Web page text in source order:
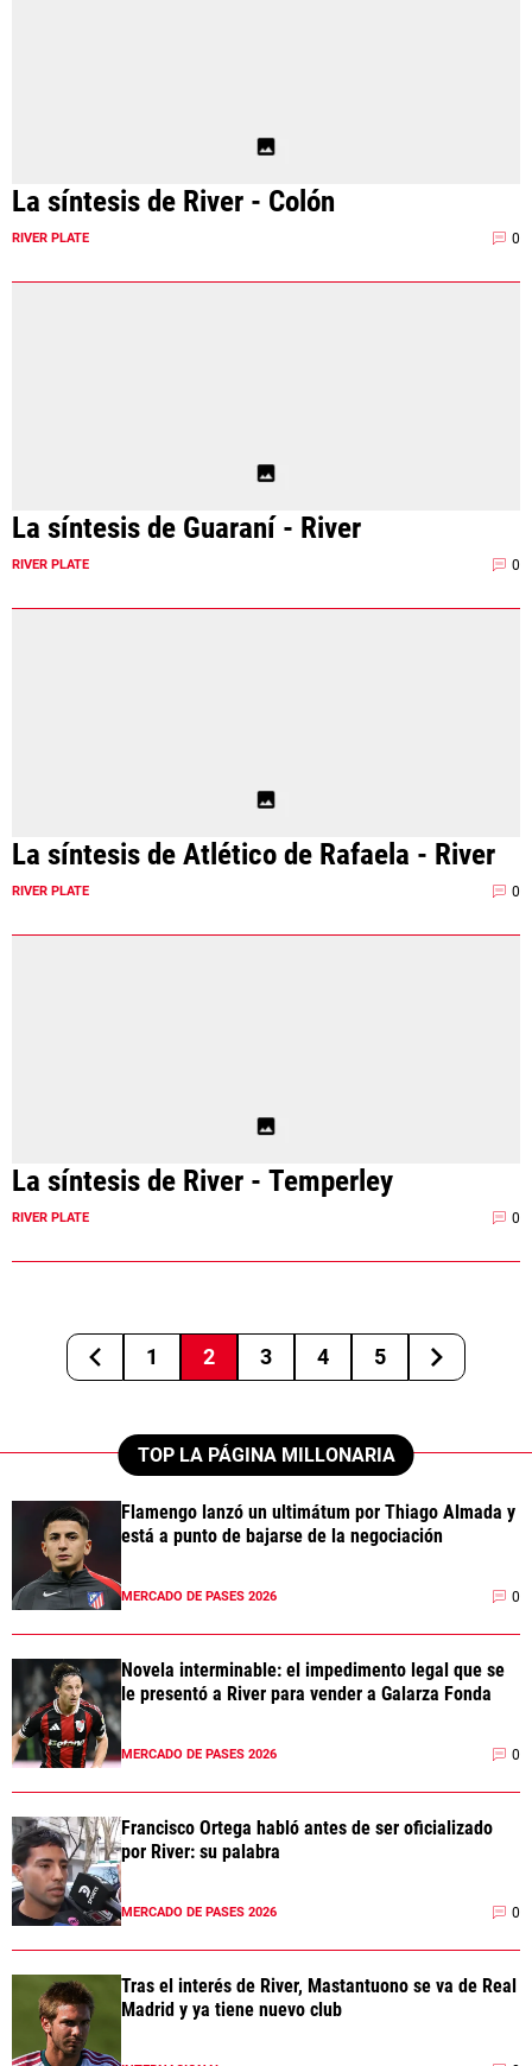
La síntesis de River - Colón
RIVER PLATE 0
La síntesis de Guaraní - River
RIVER PLATE 0
La síntesis de Atlético de Rafaela - River
RIVER PLATE 0
La síntesis de River - Temperley
RIVER PLATE 0
1 2 3 4 5
TOP LA PÁGINA MILLONARIA
Flamengo lanzó un ultimátum por Thiago Almada y
está a punto de bajarse de la negociación
MERCADO DE PASES 2026 0
Novela interminable: el impedimento legal que se
le presentó a River para vender a Galarza Fonda
MERCADO DE PASES 2026 0
Francisco Ortega habló antes de ser oficializado
por River: su palabra
MERCADO DE PASES 2026 0
Tras el interés de River, Mastantuono se va de Real
Madrid y ya tiene nuevo club